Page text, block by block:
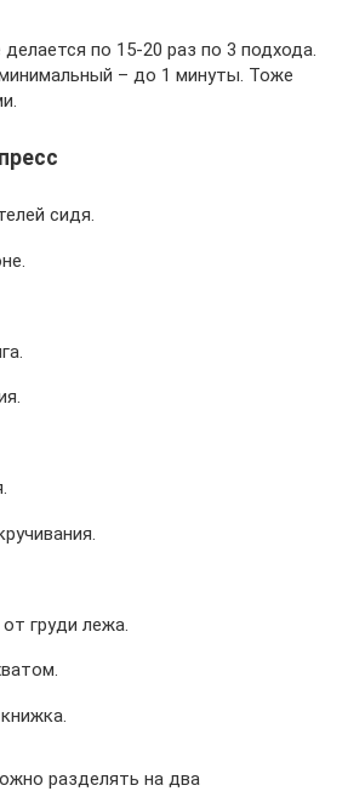
по 15-20 раз по 3 подхода.
– до 1 минуты. Тоже
сидя.
груди лежа.
разделять на два